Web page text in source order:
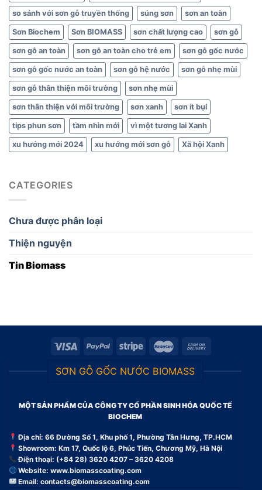
so sánh với sơn gỗ truyền thống súng sơn sơn an toàn
Sơn Biochem Sơn BIOMASS sơn chất lượng cao sơn gỗ
sơn gỗ an toàn sơn gỗ an toàn cho trẻ em sơn gỗ gốc nước
sơn gỗ gốc nước an toàn sơn gỗ hệ nước sơn gỗ nhẹ mùi
sơn gỗ thân thiện môi trường sơn nhẹ mùi
sơn thân thiện với môi trường sơn xanh sơn ít bụi
tips phun sơn tầm nhìn mới vì một tương lai Xanh
xu hướng mới 2024 xu hướng mới sơn gỗ Xã hội Xanh
CATEGORIES
Chưa được phân loại
Thiện nguyện
Tin Biomass
SƠN GỖ GỐC NƯỚC BIOMASS
MỘT SẢN PHẨM CỦA CÔNG TY CỔ PHẦN SINH HÓA QUỐC TẾ
BIOCHEM
Địa chỉ: 66 Đường Số 1, Khu phố 1, Phường Tân Hưng, TP.HCM
Showroom: Km 17, Quốc lộ 6, Phúc Tiến, Chương Mỹ, Hà Nội
Điện thoại: (+84 28) 3620 4207 – 3620 4208
Website:www.biomasscoating.com
Email:contacts@biomasscoating.com